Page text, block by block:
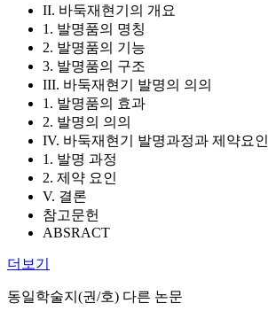
II. 바둑재현기의 개요
1. 발명품의 명칭
2. 발명품의 기능
3. 발명품의 구조
III. 바둑재현기 발명의 의의
1. 발명품의 효과
2. 발명의 의의
IV. 바둑재현기 발명과정과 제약요인
1. 발명 과정
2. 제약 요인
V. 결론
참고문헌
ABSRACT
더보기
동일학술지(권/호) 다른 논문